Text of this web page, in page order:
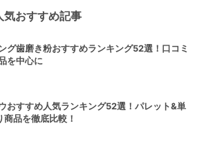
気おすすめ記事
グ歯磨き粉おすすめランキング52選！口コミ
を中心に
おすすめ人気ランキング52選！パレット&単
品を徹底比較！